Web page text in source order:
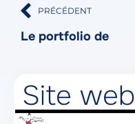
PRÉCÉDENT
Le portfolio de
Site web